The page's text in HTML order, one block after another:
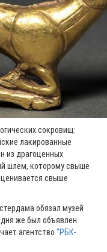
сокровищ:
лакированные
из драгоценных
шлем, которому свыше
свыше
обязал музей
же был объявлен
агентство "РБК-